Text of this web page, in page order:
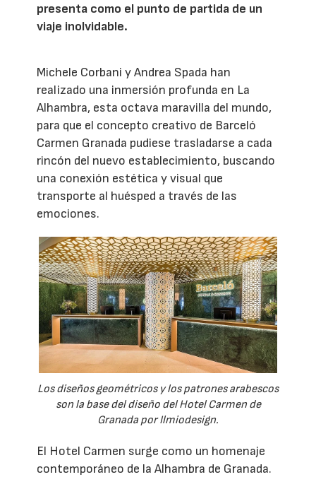
presenta como el punto de partida de un
viaje inolvidable.
Michele Corbani y Andrea Spada han
realizado una inmersión profunda en La
Alhambra, esta octava maravilla del mundo,
para que el concepto creativo de Barceló
Carmen Granada pudiese trasladarse a cada
rincón del nuevo establecimiento, buscando
una conexión estética y visual que
transporte al huésped a través de las
emociones.
Los diseños geométricos y los patrones arabescos
son la base del diseño del Hotel Carmen de
Granada por Ilmiodesign.
El Hotel Carmen surge como un homenaje
contemporáneo de la Alhambra de Granada.